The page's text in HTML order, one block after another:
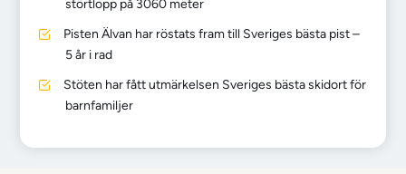
störtlopp på 3060 meter
Pisten Älvan har röstats fram till Sveriges bästa pist –
5 år i rad
Stöten har fått utmärkelsen Sveriges bästa skidort för
barnfamiljer